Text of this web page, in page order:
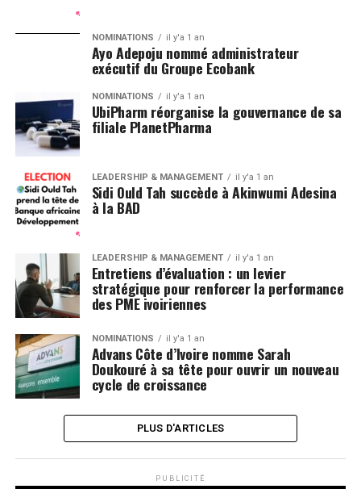
NOMINATIONS il y'a 1 an
Ayo Adepoju nommé administrateur
exécutif du Groupe Ecobank
NOMINATIONS il y'a 1 an
UbiPharm réorganise la gouvernance de sa
filiale PlanetPharma
LEADERSHIP & MANAGEMENT il y'a 1 an
Sidi Ould Tah succède à Akinwumi Adesina
à la BAD
LEADERSHIP & MANAGEMENT il y'a 1 an
Entretiens d’évaluation : un levier
stratégique pour renforcer la performance
des PME ivoiriennes
NOMINATIONS il y'a 1 an
Advans Côte d’Ivoire nomme Sarah
Doukouré à sa tête pour ouvrir un nouveau
cycle de croissance
PLUS D'ARTICLES
PUBLICITÉ